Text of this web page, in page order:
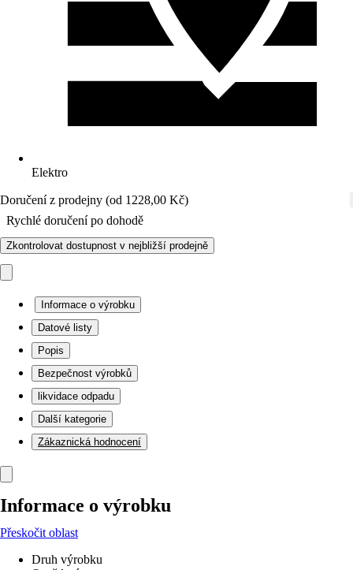
Elektro
Doručení z prodejny (od 1228,00 Kč)
Rychlé doručení po dohodě
Zkontrolovat dostupnost v nejbližší prodejně
Informace o výrobku
Datové listy
Popis
Bezpečnost výrobků
likvidace odpadu
Další kategorie
Zákaznická hodnocení
Informace o výrobku
Přeskočit oblast
Druh výrobku